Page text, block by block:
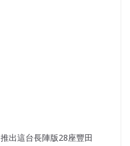
推出這台長陣版28座豐田